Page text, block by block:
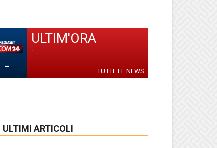
-
ULTIM'ORA
-
TUTTE LE NEWS
ULTIMI ARTICOLI